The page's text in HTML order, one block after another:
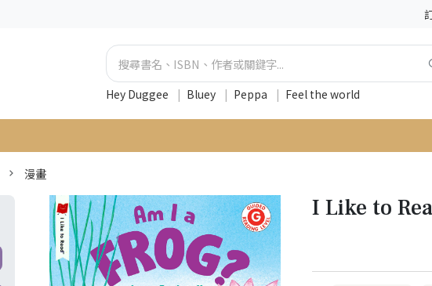
Hey Duggee | Bluey | Peppa | Feel the world
漫畫
I Like to